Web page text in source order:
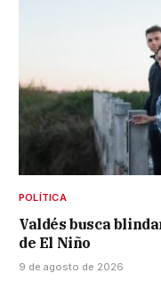
POLÍTICA
Valdés busca
de El Niño
9 de agosto de 2026